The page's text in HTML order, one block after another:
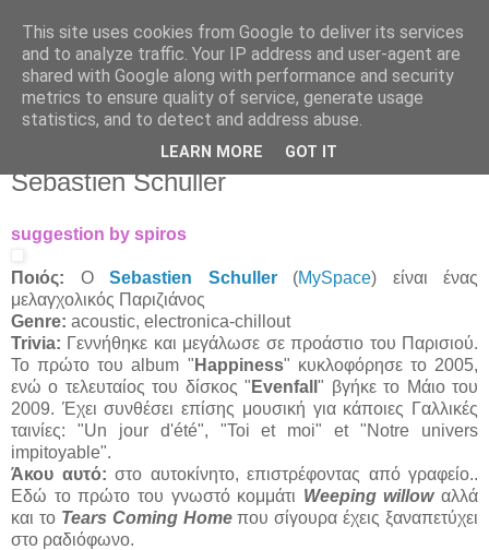
Άκου αυτό ♫
I listen to bands that don't even exist yet.
Sebastien Schuller
suggestion by spiros
Ποιός: Ο Sebastien Schuller (MySpace) είναι ένας
μελαγχολικός Παριζιάνος
Genre: acoustic, electronica-chillout
Trivia: Γεννήθηκε και μεγάλωσε σε προάστιο του Παρισιού.
Το πρώτο του album " Happiness" κυκλοφόρησε το 2005,
ενώ ο τελευταίος του δίσκος " Evenfall" βγήκε το Μάιο του
2009. Έχει συνθέσει επίσης μουσική για κάποιες Γαλλικές
ταινίες: "Un jour d'été", "Toi et moi" et "Notre univers
impitoyable".
Άκου αυτό: στο αυτοκίνητο, επιστρέφοντας από γραφείο..
Εδώ το πρώτο του γνωστό κομμάτι Weeping willowαλλά
και το Tears Coming Homeπου σίγουρα έχεις ξαναπετύχει
στο ραδιόφωνο.
This site uses cookies from Google to deliver its services
and to analyze traffic. Your IP address and user-agent are
shared with Google along with performance and security
metrics to ensure quality of service, generate usage
statistics, and to detect and address abuse.
LEARN MORE GOT IT